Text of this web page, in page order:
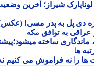
شیراز؛ آخرین وضعیت
دی پل به پدر مسی! (عکس)
به توافق مکه
ساخته
ها
را نه فراموش می کنیم نه